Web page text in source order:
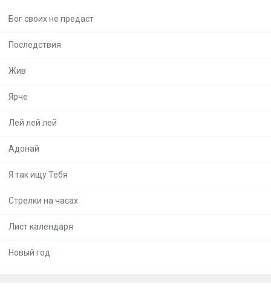
Бог своих не предаст
Последствия
Жив
Ярче
Лей лей лей
Адонай
Я так ищу Тебя
Стрелки на часах
Лист календаря
Новый год